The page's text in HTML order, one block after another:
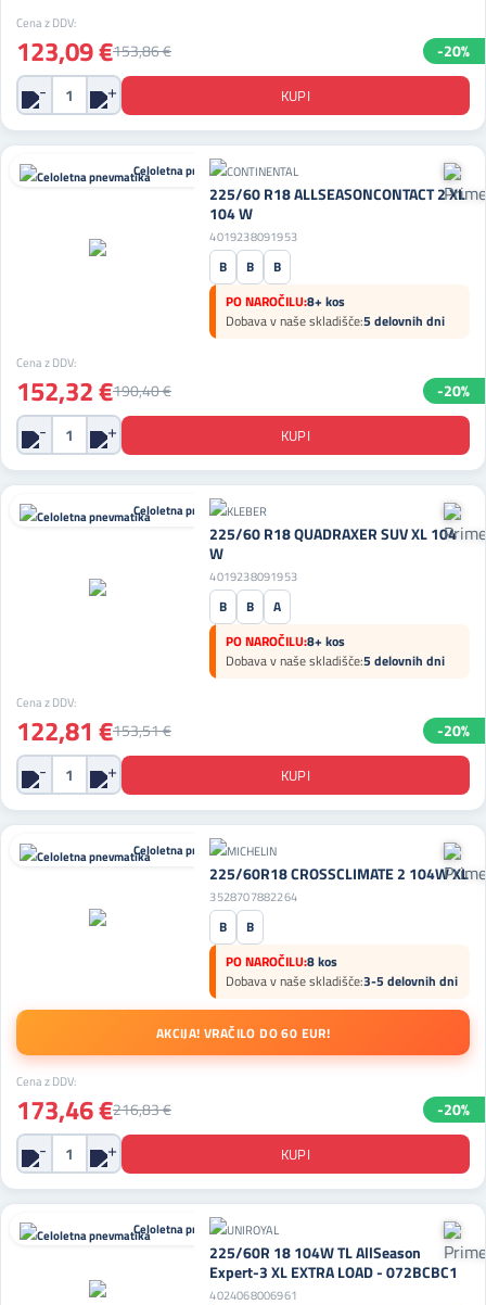
Cena z DDV:
123,09 €153,86 € -20%
Celoletna pnevmatika
225/60 R18 ALLSEASONCONTACT 2 XL
104 W
4019238091953
B B
B
PO NAROČILU:8+ kos
Dobava v naše skladišče:5 delovnih dni
Cena z DDV:
152,32 €190,40 € -20%
Celoletna pnevmatika
225/60 R18 QUADRAXER SUV XL 104
W
4019238091953
B B
A
PO NAROČILU:8+ kos
Dobava v naše skladišče:5 delovnih dni
Cena z DDV:
122,81 €153,51 € -20%
Celoletna pnevmatika
225/60R18 CROSSCLIMATE 2 104W XL
3528707882264
B
B
PO NAROČILU:8 kos
Dobava v naše skladišče:3-5 delovnih dni
AKCIJA! VRAČILO DO 60 EUR!
Cena z DDV:
173,46 €216,83 € -20%
Celoletna pnevmatika
225/60R 18 104W TL AllSeason
Expert-3 XL EXTRA LOAD - 072BCBC1
4024068006961